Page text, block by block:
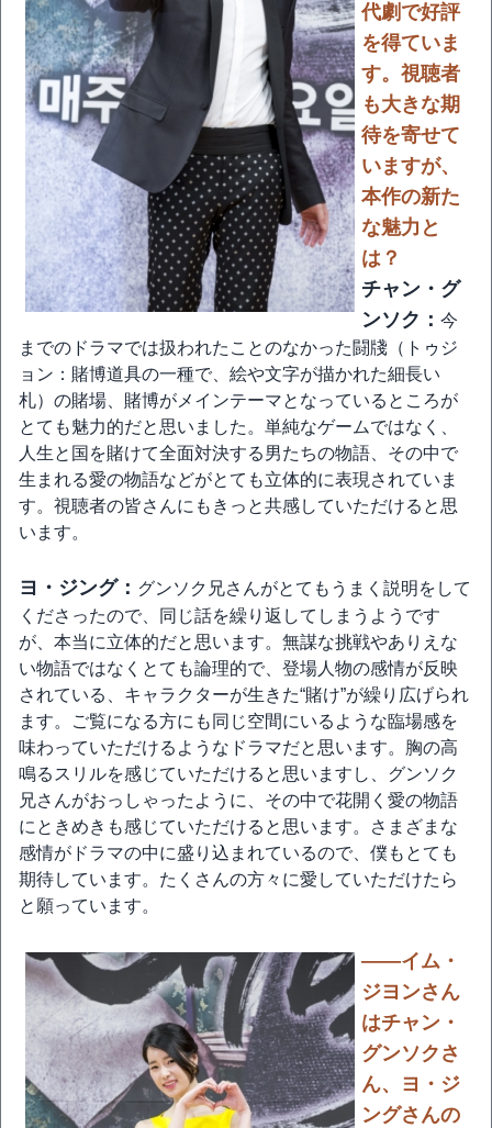
代劇で好評
を得ていま
す。視聴者
も大きな期
待を寄せて
いますが、
本作の新た
な魅力と
は？
チャン・グ
ンソク： 今
までのドラマでは扱われたことのなかった闘牋（トゥジ
ョン：賭博道具の一種で、絵や文字が描かれた細長い
札）の賭場、賭博がメインテーマとなっているところが
とても魅力的だと思いました。単純なゲームではなく、
人生と国を賭けて全面対決する男たちの物語、その中で
生まれる愛の物語などがとても立体的に表現されていま
す。視聴者の皆さんにもきっと共感していただけると思
います。
ヨ・ジング： グンソク兄さんがとてもうまく説明をして
くださったので、同じ話を繰り返してしまうようです
が、本当に立体的だと思います。無謀な挑戦やありえな
い物語ではなくとても論理的で、登場人物の感情が反映
されている、キャラクターが生きた“賭け”が繰り広げられ
ます。ご覧になる方にも同じ空間にいるような臨場感を
味わっていただけるようなドラマだと思います。胸の高
鳴るスリルを感じていただけると思いますし、グンソク
兄さんがおっしゃったように、その中で花開く愛の物語
にときめきも感じていただけると思います。さまざまな
感情がドラマの中に盛り込まれているので、僕もとても
期待しています。たくさんの方々に愛していただけたら
と願っています。
――イム・
ジヨンさん
はチャン・
グンソクさ
ん、ヨ・ジ
ングさんの